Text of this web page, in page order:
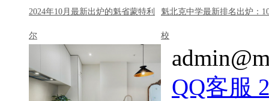
2024年10月最新出炉的魁省蒙特利
尔
魁北克中学最新排名出炉：
校
QQ客服